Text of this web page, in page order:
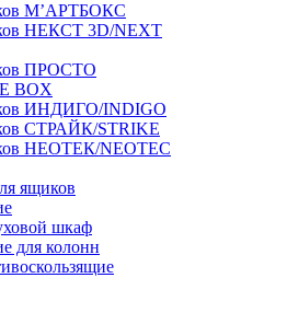
М’АРТБОКС
НЕКСТ 3D/NEXT
ПРОСТО
BOX
ИНДИГО/INDIGO
СТРАЙК/STRIKE
НЕОТЕК/NEOTEC
ящиков
шкаф
для колонн